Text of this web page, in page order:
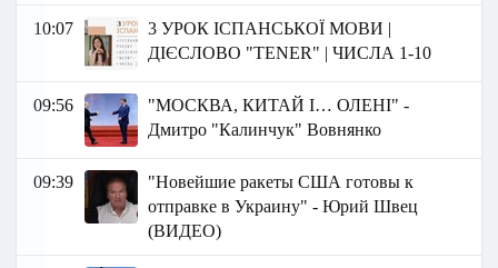
10:07
3 УРОК ІСПАНСЬКОЇ МОВИ |
ДІЄСЛОВО "TENER" | ЧИСЛА 1-10
09:56
"МОСКВА, КИТАЙ І… ОЛЕНІ" -
Дмитро "Калинчук" Вовнянко
09:39
"Новейшие ракеты США готовы к
отправке в Украину" - Юрий Швец
(ВИДЕО)